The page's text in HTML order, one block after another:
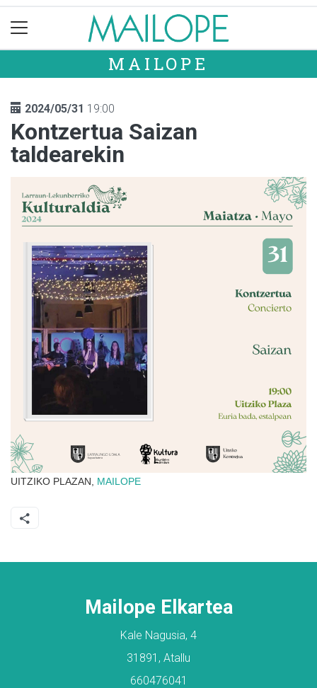
MAILOPE
2024/05/31 19:00
Kontzertua Saizan
taldearekin
UITZIKO PLAZAN, MAILOPE
Mailope Elkartea
Kale Nagusia, 4
31891, Atallu
660476041